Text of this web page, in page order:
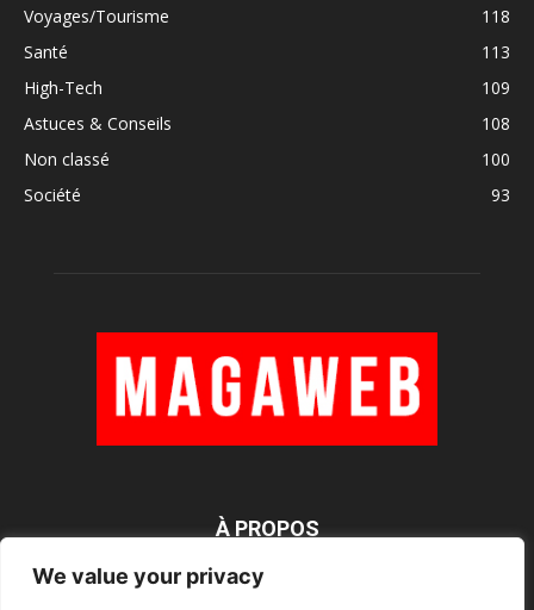
We value your privacy
Voyages/Tourisme
118
Santé
113
High-Tech
109
Astuces & Conseils
108
Non classé
100
Société
93
À PROPOS